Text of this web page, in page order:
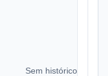
Sem histórico de